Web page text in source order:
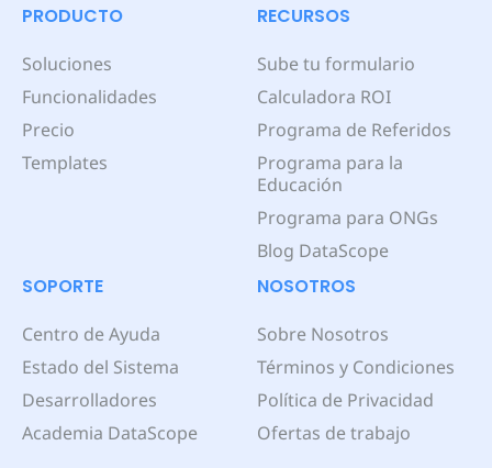
PRODUCTO
Soluciones
Funcionalidades
Precio
Templates
RECURSOS
Sube tu formulario
Calculadora ROI
Programa de Referidos
Programa para la
Educación
Programa para ONGs
Blog DataScope
SOPORTE
Centro de Ayuda
Estado del Sistema
Desarrolladores
Academia DataScope
NOSOTROS
Sobre Nosotros
Términos y Condiciones
Política de Privacidad
Ofertas de trabajo